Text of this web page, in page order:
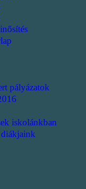
pályázatok
iskolánkban